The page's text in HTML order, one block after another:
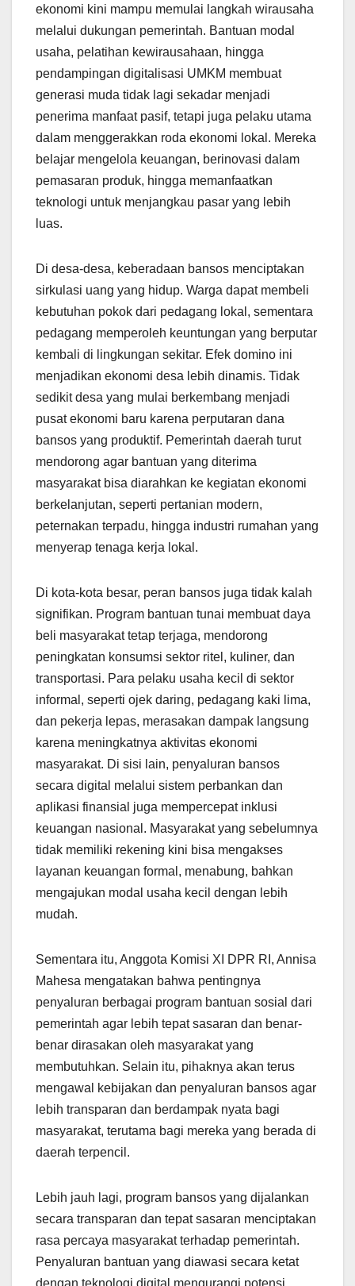
ekonomi kini mampu memulai langkah wirausaha
melalui dukungan pemerintah. Bantuan modal
usaha, pelatihan kewirausahaan, hingga
pendampingan digitalisasi UMKM membuat
generasi muda tidak lagi sekadar menjadi
penerima manfaat pasif, tetapi juga pelaku utama
dalam menggerakkan roda ekonomi lokal. Mereka
belajar mengelola keuangan, berinovasi dalam
pemasaran produk, hingga memanfaatkan
teknologi untuk menjangkau pasar yang lebih
luas.
Di desa-desa, keberadaan bansos menciptakan
sirkulasi uang yang hidup. Warga dapat membeli
kebutuhan pokok dari pedagang lokal, sementara
pedagang memperoleh keuntungan yang berputar
kembali di lingkungan sekitar. Efek domino ini
menjadikan ekonomi desa lebih dinamis. Tidak
sedikit desa yang mulai berkembang menjadi
pusat ekonomi baru karena perputaran dana
bansos yang produktif. Pemerintah daerah turut
mendorong agar bantuan yang diterima
masyarakat bisa diarahkan ke kegiatan ekonomi
berkelanjutan, seperti pertanian modern,
peternakan terpadu, hingga industri rumahan yang
menyerap tenaga kerja lokal.
Di kota-kota besar, peran bansos juga tidak kalah
signifikan. Program bantuan tunai membuat daya
beli masyarakat tetap terjaga, mendorong
peningkatan konsumsi sektor ritel, kuliner, dan
transportasi. Para pelaku usaha kecil di sektor
informal, seperti ojek daring, pedagang kaki lima,
dan pekerja lepas, merasakan dampak langsung
karena meningkatnya aktivitas ekonomi
masyarakat. Di sisi lain, penyaluran bansos
secara digital melalui sistem perbankan dan
aplikasi finansial juga mempercepat inklusi
keuangan nasional. Masyarakat yang sebelumnya
tidak memiliki rekening kini bisa mengakses
layanan keuangan formal, menabung, bahkan
mengajukan modal usaha kecil dengan lebih
mudah.
Sementara itu, Anggota Komisi XI DPR RI, Annisa
Mahesa mengatakan bahwa pentingnya
penyaluran berbagai program bantuan sosial dari
pemerintah agar lebih tepat sasaran dan benar-
benar dirasakan oleh masyarakat yang
membutuhkan. Selain itu, pihaknya akan terus
mengawal kebijakan dan penyaluran bansos agar
lebih transparan dan berdampak nyata bagi
masyarakat, terutama bagi mereka yang berada di
daerah terpencil.
Lebih jauh lagi, program bansos yang dijalankan
secara transparan dan tepat sasaran menciptakan
rasa percaya masyarakat terhadap pemerintah.
Penyaluran bantuan yang diawasi secara ketat